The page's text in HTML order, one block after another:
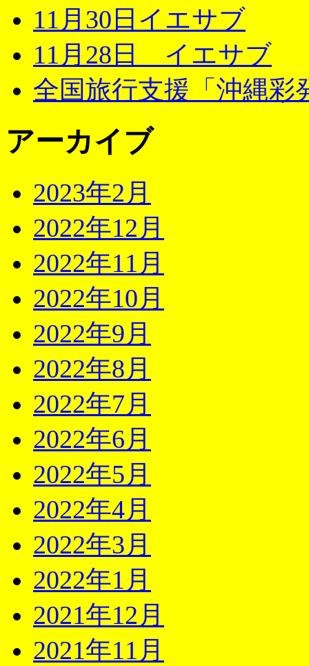
11月30日イエサブ
11月28日 イエサブ
全国旅行支援「沖縄彩
アーカイブ
2023年2月
2022年12月
2022年11月
2022年10月
2022年9月
2022年8月
2022年7月
2022年6月
2022年5月
2022年4月
2022年3月
2022年1月
2021年12月
2021年11月